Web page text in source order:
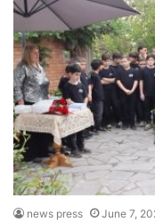
news press June 7,